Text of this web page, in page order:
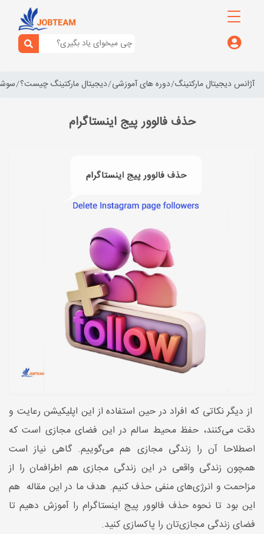
آژانس دیجیتال مارکتینگ دوره های آموزشی دیجیتال مارکتینگ چیست؟
حذف فالوور پیج اینستاگرام
از دیگر نکاتی که افراد در حین استفاده از این اپلیکیشن رعایت و
دقت می‌کنند، حفظ محیط سالم در این فضای مجازی است که
اصطلاحا آن را زندگی مجازی هم می‌گوییم. گاهی نیاز است
همچون زندگی واقعی در این زندگی مجازی هم اطرافمان را از
مزاحمت و انرژی‌های منفی حذف کنیم. هدف ما در این مقاله هم
این بود تا نحوه حذف فالوور پیج اینستاگرام را آموزش دهیم تا
فضای زندگی مجازی‌تان را پاکسازی کنید.